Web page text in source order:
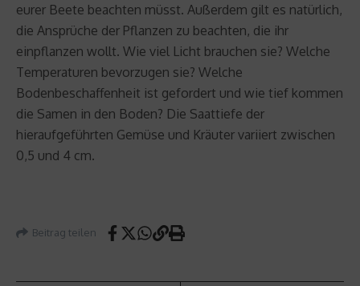
eurer Beete beachten müsst. Außerdem gilt es natürlich,
die Ansprüche der Pflanzen zu beachten, die ihr
einpflanzen wollt. Wie viel Licht brauchen sie? Welche
Temperaturen bevorzugen sie? Welche
Bodenbeschaffenheit ist gefordert und wie tief kommen
die Samen in den Boden? Die Saattiefe der
hieraufgeführten Gemüse und Kräuter variiert zwischen
0,5 und 4 cm.
Beitrag teilen